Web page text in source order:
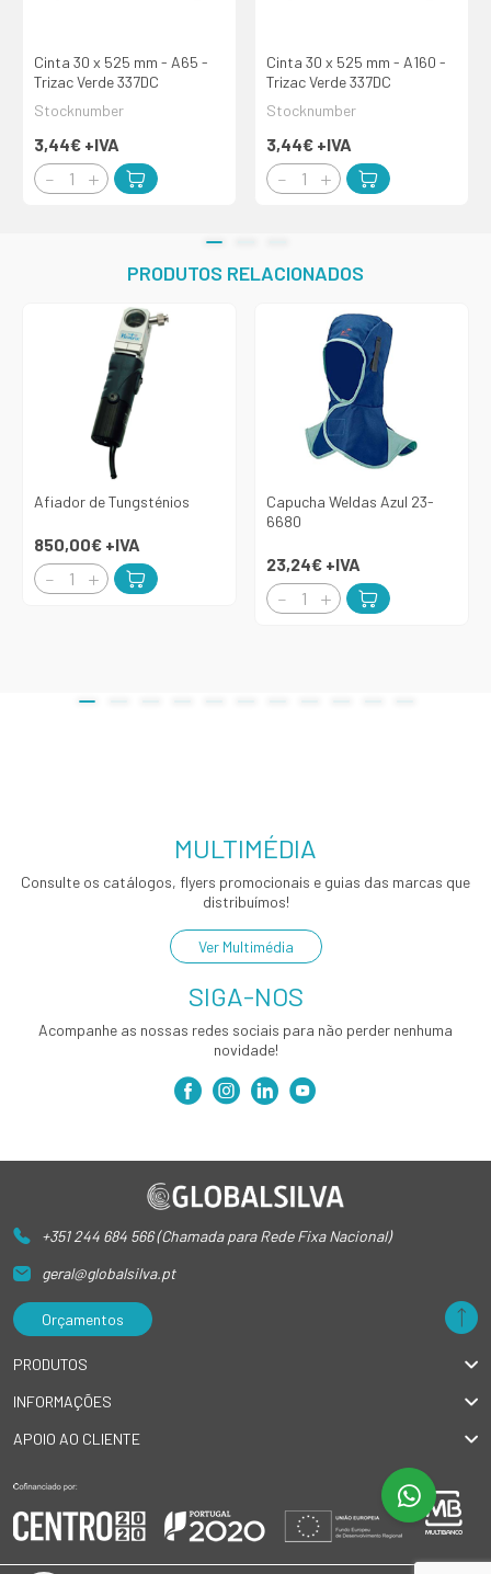
Cinta 30 x 525 mm - A65 -
Trizac Verde 337DC
Stocknumber
3,44€ +IVA
Cinta 30 x 525 mm - A160 -
Trizac Verde 337DC
Stocknumber
3,44€ +IVA
PRODUTOS RELACIONADOS
Afiador de Tungsténios
850,00€ +IVA
Capucha Weldas Azul 23-
6680
23,24€ +IVA
MULTIMÉDIA
Consulte os catálogos, flyers promocionais e guias das marcas que
distribuímos!
Ver Multimédia
SIGA-NOS
Acompanhe as nossas redes sociais para não perder nenhuma
novidade!
+351 244 684 566 (Chamada para Rede Fixa Nacional)
geral@globalsilva.pt
Orçamentos
PRODUTOS
INFORMAÇÕES
APOIO AO CLIENTE